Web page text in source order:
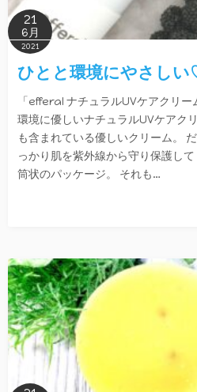
21
6月
2021
ひとと環境にやさし
「efferal ナチュラルUVケアクリー
環境に優しいナチュラルUVケアク
も含まれている優しいクリーム。
っかり肌を紫外線から守り保護し
筒状のパッケージ。 それも…